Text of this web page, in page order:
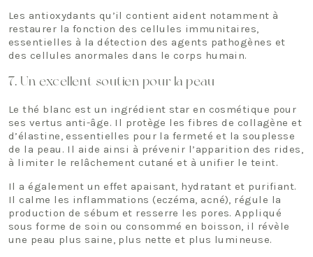
Les antioxydants qu’il contient aident notamment à
restaurer la fonction des cellules immunitaires,
essentielles à la détection des agents pathogènes et
des cellules anormales dans le corps humain.
7. Un excellent soutien pour la peau
Le thé blanc est un ingrédient star en cosmétique pour
ses vertus anti-âge. Il protège les fibres de collagène et
d’élastine, essentielles pour la fermeté et la souplesse
de la peau. Il aide ainsi à prévenir l’apparition des rides,
à limiter le relâchement cutané et à unifier le teint.
Il a également un effet apaisant, hydratant et purifiant.
Il calme les inflammations (eczéma, acné), régule la
production de sébum et resserre les pores. Appliqué
sous forme de soin ou consommé en boisson, il révèle
une peau plus saine, plus nette et plus lumineuse.